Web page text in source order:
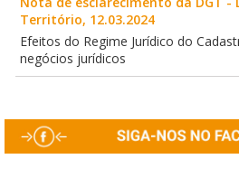
Território, 12.03.2024
Efeitos do Regime Jurídico do
negócios jurídicos